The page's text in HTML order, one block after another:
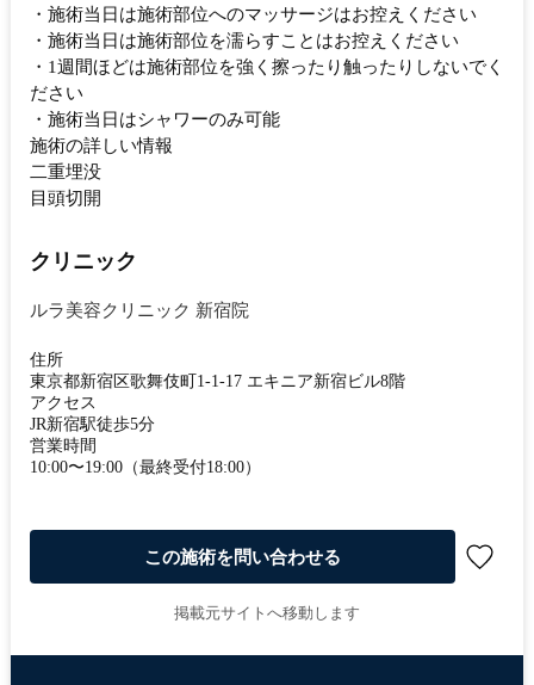
・施術当日は施術部位へのマッサージはお控えください
・施術当日は施術部位を濡らすことはお控えください
・1週間ほどは施術部位を強く擦ったり触ったりしないでく
ださい
・施術当日はシャワーのみ可能
施術の詳しい情報
二重埋没
目頭切開
クリニック
ルラ美容クリニック 新宿院
住所
東京都新宿区歌舞伎町1-1-17 エキニア新宿ビル8階
アクセス
JR新宿駅徒歩5分
営業時間
10:00〜19:00（最終受付18:00）
この施術を問い合わせる
掲載元サイトへ移動します